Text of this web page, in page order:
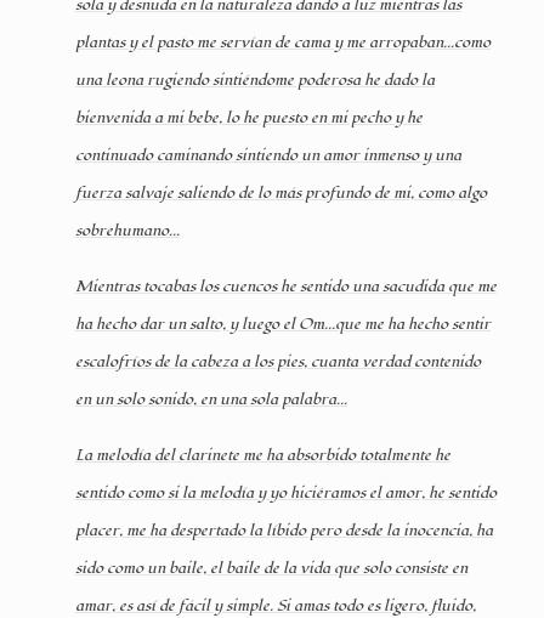
sola y desnuda en la naturaleza dando a luz mientras las
plantas y el pasto me servían de cama y me arropaban...como
una leona rugiendo sintiéndome poderosa he dado la
bienvenida a mi bebe, lo he puesto en mi pecho y he
continuado caminando sintiendo un amor inmenso y una
fuerza salvaje saliendo de lo más profundo de mi, como algo
sobrehumano...
Mientras tocabas los cuencos he sentido una sacudida que me
ha hecho dar un salto, y luego el Om...que me ha hecho sentir
escalofríos de la cabeza a los pies, cuanta verdad contenido
en un solo sonido, en una sola palabra...
La melodía del clarinete me ha absorbido totalmente he
sentido como si la melodía y yo hiciéramos el amor, he sentido
placer, me ha despertado la líbido pero desde la inocencia, ha
sido como un baile, el baile de la vida que solo consiste en
amar, es así de fácil y simple. Si amas todo es ligero, fluido,